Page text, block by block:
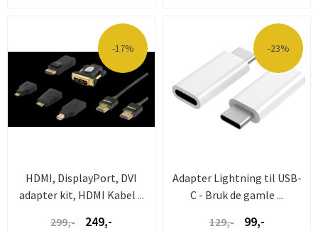
-17%
HDMI, DisplayPort, DVI
adapter kit, HDMI Kabel ...
299,-
249,-
-23%
Adapter Lightning til USB-
C - Bruk de gamle ...
129,-
99,-